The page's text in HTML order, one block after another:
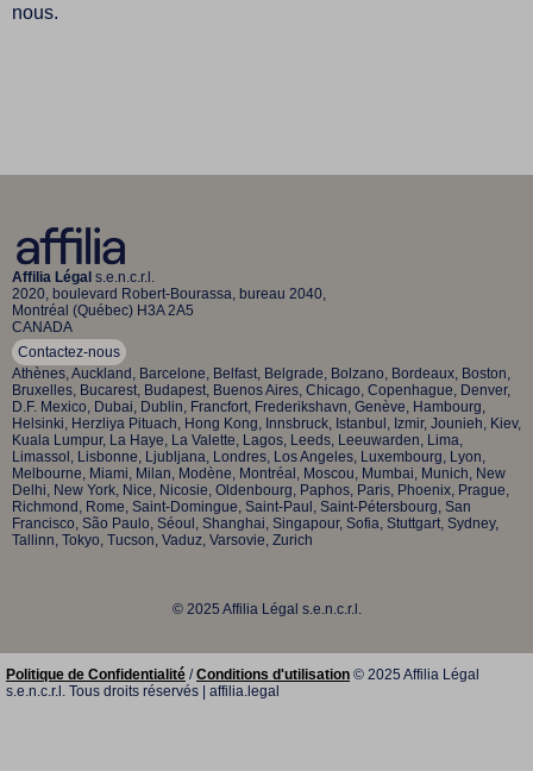
nous.
Affilia Légal s.e.n.c.r.l.
2020, boulevard Robert-Bourassa, bureau 2040,
Montréal (Québec) H3A 2A5
CANADA
Contactez-nous
Athènes, Auckland, Barcelone, Belfast, Belgrade, Bolzano, Bordeaux, Boston,
Bruxelles, Bucarest, Budapest, Buenos Aires, Chicago, Copenhague, Denver,
D.F. Mexico, Dubai, Dublin, Francfort, Frederikshavn, Genève, Hambourg,
Helsinki, Herzliya Pituach, Hong Kong, Innsbruck, Istanbul, Izmir, Jounieh, Kiev,
Kuala Lumpur, La Haye, La Valette, Lagos, Leeds, Leeuwarden, Lima,
Limassol, Lisbonne, Ljubljana, Londres, Los Angeles, Luxembourg, Lyon,
Melbourne, Miami, Milan, Modène, Montréal, Moscou, Mumbai, Munich, New
Delhi, New York, Nice, Nicosie, Oldenbourg, Paphos, Paris, Phoenix, Prague,
Richmond, Rome, Saint-Domingue, Saint-Paul, Saint-Pétersbourg, San
Francisco, São Paulo, Séoul, Shanghai, Singapour, Sofia, Stuttgart, Sydney,
Tallinn, Tokyo, Tucson, Vaduz, Varsovie, Zurich
© 2025 Affilia Légal s.e.n.c.r.l.
Politique de Confidentialité / Conditions d'utilisation © 2025 Affilia Légal
s.e.n.c.r.l. Tous droits réservés | affilia.legal